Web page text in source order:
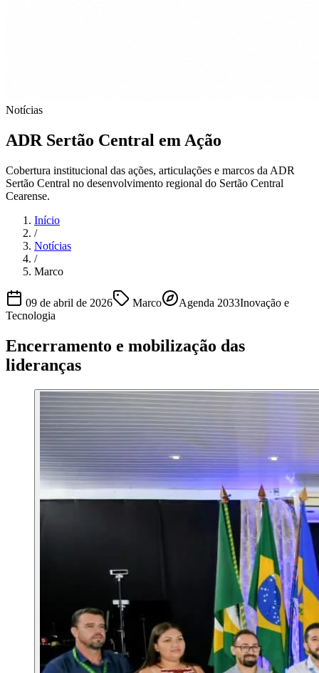
Notícias
ADR Sertão Central em Ação
Cobertura institucional das ações, articulações e marcos da ADR
Sertão Central no desenvolvimento regional do Sertão Central
Cearense.
Início
/
Notícias
/
Marco
09 de abril de 2026 Marco Agenda 2033Inovação e
Tecnologia
Encerramento e mobilização das
lideranças